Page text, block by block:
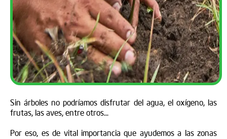
Sin árboles no podríamos disfrutar del agua, el oxígeno, las
frutas, las aves, entre otros...
Por eso, es de vital importancia que ayudemos a las zonas